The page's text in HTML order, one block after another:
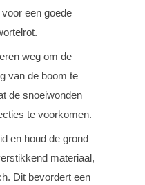
een goede
weg om de
van de boom te
de snoeiwonden
te voorkomen.
en houd de grond
materiaal,
Dit bevordert een